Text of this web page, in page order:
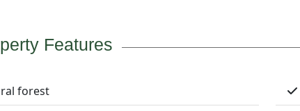
Features
forest